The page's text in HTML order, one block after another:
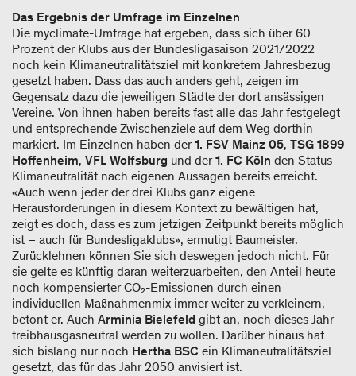
Das Ergebnis der Umfrage im Einzelnen
Die myclimate-Umfrage hat ergeben, dass sich über 60
Prozent der Klubs aus der Bundesligasaison 2021/2022
noch kein Klimaneutralitätsziel mit konkretem Jahresbezug
gesetzt haben. Dass das auch anders geht, zeigen im
Gegensatz dazu die jeweiligen Städte der dort ansässigen
Vereine. Von ihnen haben bereits fast alle das Jahr festgelegt
und entsprechende Zwischenziele auf dem Weg dorthin
markiert. Im Einzelnen haben der1. FSV Mainz 05, TSG 1899
Hoffenheim, VFL Wolfsburg und der1. FC Köln den Status
Klimaneutralität nach eigenen Aussagen bereits erreicht.
«Auch wenn jeder der drei Klubs ganz eigene
Herausforderungen in diesem Kontext zu bewältigen hat,
zeigt es doch, dass es zum jetzigen Zeitpunkt bereits möglich
ist – auch für Bundesligaklubs», ermutigt Baumeister.
Zurücklehnen können Sie sich deswegen jedoch nicht. Für
sie gelte es künftig daran weiterzuarbeiten, den Anteil heute
noch kompensierter CO₂-Emissionen durch einen
individuellen Maßnahmenmix immer weiter zu verkleinern,
betont er. Auch Arminia Bielefeld gibt an, noch dieses Jahr
treibhausgasneutral werden zu wollen. Darüber hinaus hat
sich bislang nur noch Hertha BSC ein Klimaneutralitätsziel
gesetzt, das für das Jahr 2050 anvisiert ist.